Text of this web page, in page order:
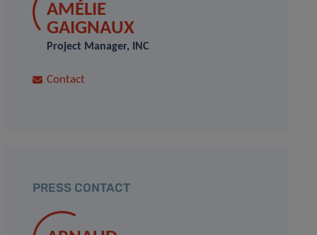
AMÉLIE
GAIGNAUX
Project Manager, INC
Contact
PRESS CONTACT